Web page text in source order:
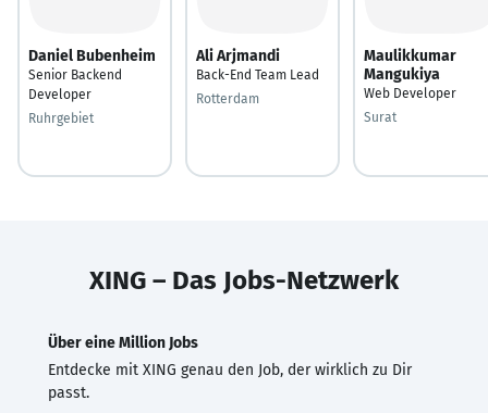
Daniel Bubenheim
Senior Backend
Developer
Ruhrgebiet
Ali Arjmandi
Back-End Team Lead
Rotterdam
Maulikkumar
Mangukiya
Web Developer
Surat
XING – Das Jobs-Netzwerk
Über eine Million Jobs
Entdecke mit XING genau den Job, der wirklich zu Dir
passt.